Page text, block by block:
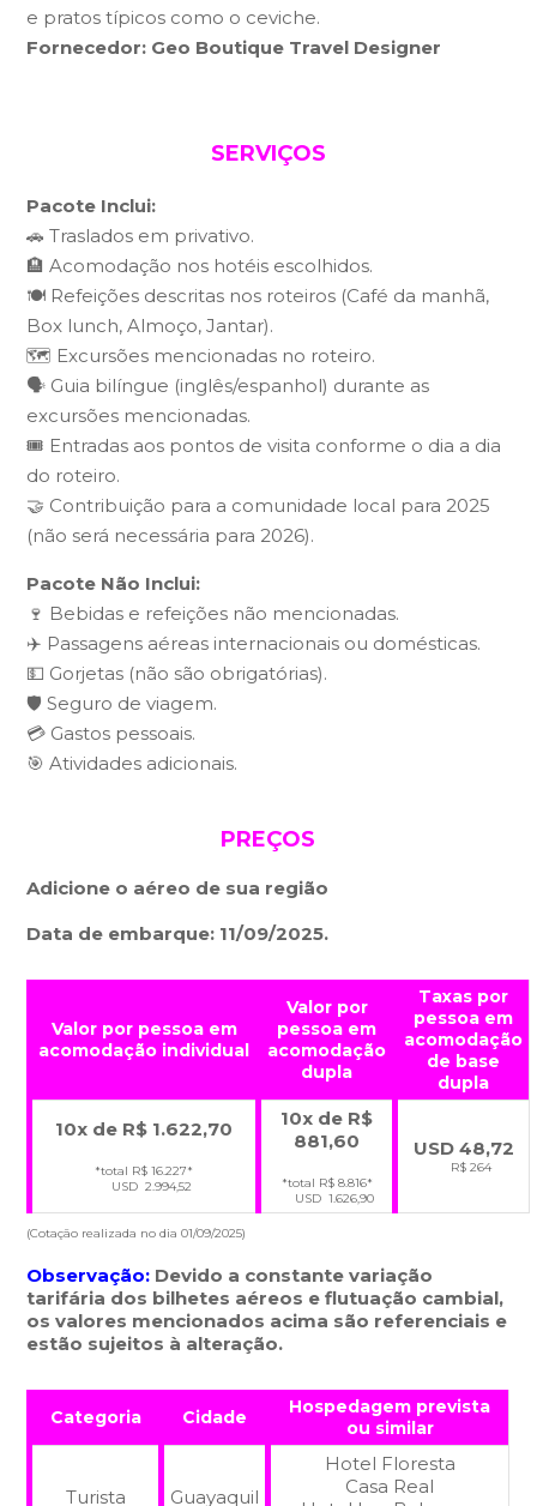
e pratos típicos como o ceviche.
Fornecedor: Geo Boutique Travel Designer
SERVIÇOS
Pacote Inclui:
🚗 Traslados em privativo.
🏨 Acomodação nos hotéis escolhidos.
🍽️ Refeições descritas nos roteiros (Café da manhã,
Box lunch, Almoço, Jantar).
🗺️ Excursões mencionadas no roteiro.
🗣️ Guia bilíngue (inglês/espanhol) durante as
excursões mencionadas.
🎟️ Entradas aos pontos de visita conforme o dia a dia
do roteiro.
🤝 Contribuição para a comunidade local para 2025
(não será necessária para 2026).
Pacote Não Inclui:
🍷 Bebidas e refeições não mencionadas.
✈️ Passagens aéreas internacionais ou domésticas.
💵 Gorjetas (não são obrigatórias).
🛡️ Seguro de viagem.
💳 Gastos pessoais.
🎯 Atividades adicionais.
PREÇOS
Adicione o aéreo de sua região
Data de embarque: 11/09/2025.
Valor por pessoa em
acomodação individual
Valor por
pessoa em
acomodação
dupla
Taxas por
pessoa em
acomodação
de base
dupla
10x de R$ 1.622,70
*total R$ 16.227*
USD 2.994,52
10x de R$
881,60
*total R$ 8.816*
USD 1.626,90
USD 48,72
R$ 264
(Cotação realizada no dia 01/09/2025)
Observação: Devido a constante variação
tarifária dos bilhetes aéreos e flutuação cambial,
os valores mencionados acima são referenciais e
estão sujeitos à alteração.
Categoria Cidade
Hospedagem prevista
ou similar
Turista Guayaquil
Hotel Floresta
Casa Real